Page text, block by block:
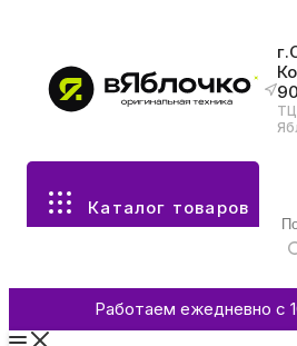
Каталог товаров
Работаем ежедневно с
Все разделы каталога
Смартфоны